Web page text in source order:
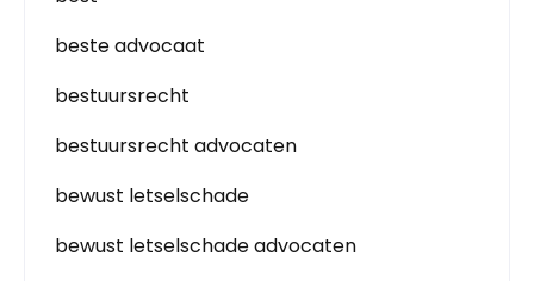
beste advocaat
bestuursrecht
bestuursrecht advocaten
bewust letselschade
bewust letselschade advocaten